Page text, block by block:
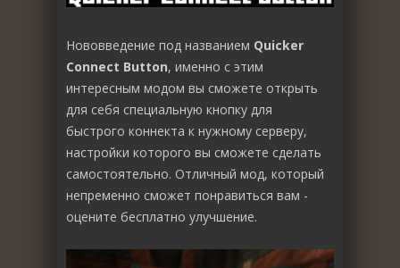
Нововведение под названием Quicker
Connect Button, именно с этим
интересным модом вы сможете открыть
для себя специальную кнопку для
быстрого коннекта к нужному серверу,
настройки которого вы сможете сделать
самостоятельно. Отличный мод, который
непременно сможет понравиться вам -
оцените бесплатно улучшение.